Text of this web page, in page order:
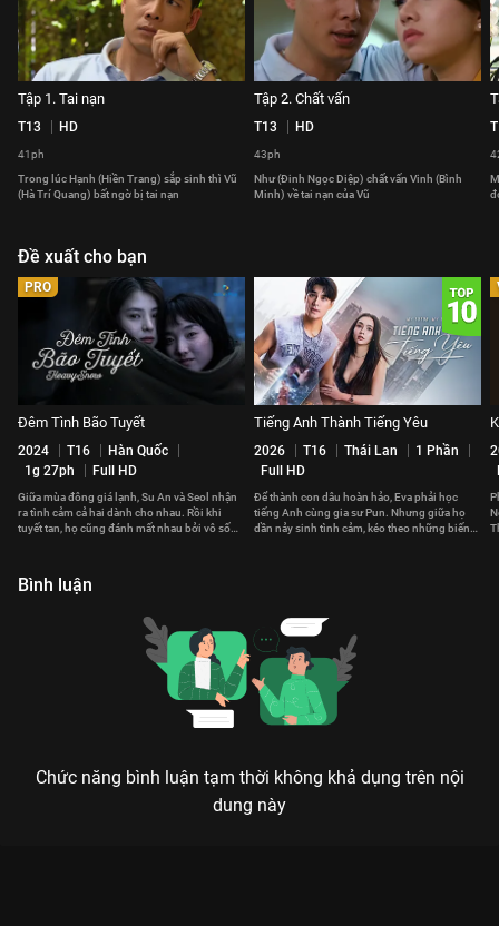
Tập 1. Tai nạn
T13 HD
41ph
Trong lúc Hạnh (Hiền Trang) sắp sinh thì Vũ
(Hà Trí Quang) bất ngờ bị tai nạn
Tập 2. Chất vấn
T13 HD
43ph
Như (Đinh Ngọc Diệp) chất vấn Vinh (Bình
Minh) về tai nạn của Vũ
Đề xuất cho bạn
PRO
Đêm Tình Bão Tuyết
2024 T16
Hàn Quốc
1g 27ph
Full HD
Giữa mùa đông giá lạnh, Su An và Seol nhận
ra tình cảm cả hai dành cho nhau. Rồi khi
tuyết tan, họ cũng đánh mất nhau bởi vô số
Tiếng Anh Thành Tiếng Yêu
2026 T16 Thái Lan
1 Phần
Full HD
Để thành con dâu hoàn hảo, Eva phải học
tiếng Anh cùng gia sư Pun. Nhưng giữa họ
dần nảy sinh tình cảm, kéo theo những biến
Bình luận
Chức năng bình luận tạm thời không khả dụng trên nội
dung này